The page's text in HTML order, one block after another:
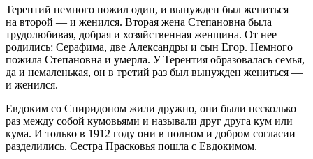
Терентий немного пожил один, и вынужден был жениться
на второй — и женился. Вторая жена Степановна была
трудолюбивая, добрая и хозяйственная женщина. От нее
родились: Серафима, две Александры и сын Егор. Немного
пожила Степановна и умерла. У Терентия образовалась семья,
да и немаленькая, он в третий раз был вынужден жениться —
и женился.
Евдоким со Спиридоном жили дружно, они были несколько
раз между собой кумовьями и называли друг друга кум или
кума. И только в 1912 году они в полном и добром согласии
разделились. Сестра Прасковья пошла с Евдокимом.